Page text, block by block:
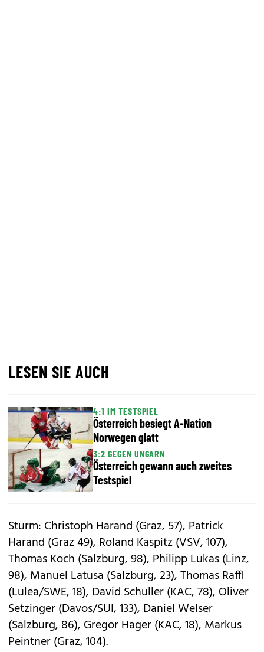
LESEN SIE AUCH
4:1 IM TESTSPIEL
Österreich besiegt A-Nation
Norwegen glatt
3:2 GEGEN UNGARN
Österreich gewann auch zweites
Testspiel
Sturm: Christoph Harand (Graz, 57), Patrick
Harand (Graz 49), Roland Kaspitz (VSV, 107),
Thomas Koch (Salzburg, 98), Philipp Lukas (Linz,
98), Manuel Latusa (Salzburg, 23), Thomas Raffl
(Lulea/SWE, 18), David Schuller (KAC, 78), Oliver
Setzinger (Davos/SUI, 133), Daniel Welser
(Salzburg, 86), Gregor Hager (KAC, 18), Markus
Peintner (Graz, 104).